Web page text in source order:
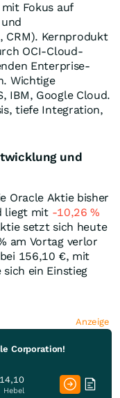
Fokus auf
CRM). Kernprodukt
OCI-Cloud-
Enterprise-
Wichtige
IBM, Google Cloud.
tiefe Integration,
und
Oracle Aktie bisher
liegt mit -10,26%
setzt sich heute
am Vortag verlor
156,10 €, mit
sich ein Einstieg
Anzeige
Corporation!
Hebel